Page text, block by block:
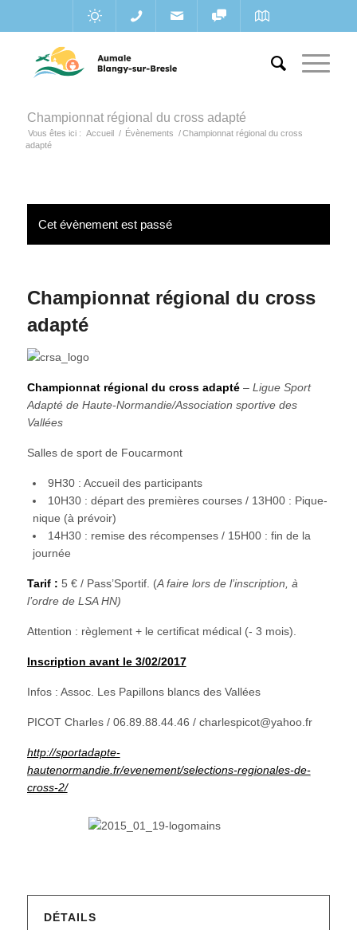
Championnat régional du cross adapté
Vous êtes ici : Accueil / Évènements / Championnat régional du cross
adapté
Cet évènement est passé
Championnat régional du cross
adapté
Championnat régional du cross adapté– Ligue Sport
Adapté de Haute-Normandie/Association sportive des
Vallées
Salles de sport de Foucarmont
9H30 : Accueil des participants
10H30 : départ des premières courses / 13H00 : Pique-
nique (à prévoir)
14H30 : remise des récompenses / 15H00 : fin de la
journée
Tarif : 5 € / Pass’Sportif. (A faire lors de l’inscription, à
l’ordre de LSA HN)
Attention : règlement + le certificat médical (- 3 mois).
Inscription avant le 3/02/2017
Infos : Assoc. Les Papillons blancs des Vallées
PICOT Charles / 06.89.88.44.46 / charlespicot@yahoo.fr
http://sportadapte-
hautenormandie.fr/evenement/selections-regionales-de-
cross-2/
DÉTAILS